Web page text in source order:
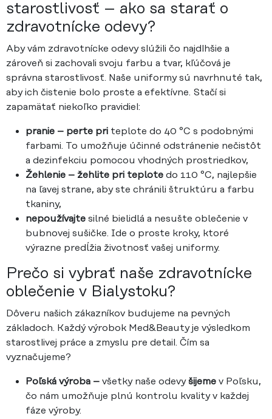
starostlivosť – ako sa starať o
zdravotnícke odevy?
Aby vám zdravotnícke odevy slúžili čo najdlhšie a
zároveň si zachovali svoju farbu a tvar, kľúčová je
správna starostlivosť. Naše uniformy sú navrhnuté tak,
aby ich čistenie bolo proste a efektívne. Stačí si
zapamätať niekoľko pravidiel:
pranie – perte pri teplote do 40 °C s podobnými
farbami. To umožňuje účinné odstránenie nečistôt
a dezinfekciu pomocou vhodných prostriedkov,
Žehlenie – žehlite pri teplote do 110 °C, najlepšie
na ľavej strane, aby ste chránili štruktúru a farbu
tkaniny,
nepoužívajte silné bielidlá a nesušte oblečenie v
bubnovej sušičke. Ide o proste kroky, ktoré
výrazne predĺžia životnosť vašej uniformy.
Prečo si vybrať naše zdravotnícke
oblečenie v Bialystoku?
Dôveru našich zákazníkov budujeme na pevných
základoch. Každý výrobok Med&Beauty je výsledkom
starostlivej práce a zmyslu pre detail. Čím sa
vyznačujeme?
Poľská výroba – všetky naše odevyšijeme v Poľsku,
čo nám umožňuje plnú kontrolu kvality v každej
fáze výroby.